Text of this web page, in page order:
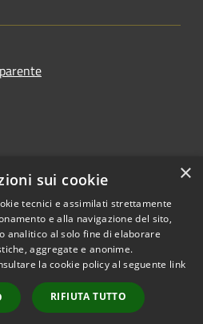
Copyright © 2026 • Comune di
Cattolica • Powered by
Municipium•
Accesso
redazione
×
sui cookie
tecnici e assimilati strettamente
e alla navigazione del sito,
analitico al solo fine di elaborare
aggregate e anonime.
la cookie policy al seguente link
RIFIUTA TUTTO